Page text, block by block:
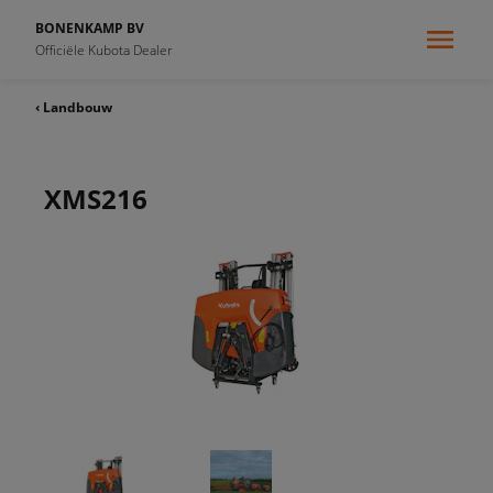
BONENKAMP BV
Officiële Kubota Dealer
‹ Landbouw
XMS216